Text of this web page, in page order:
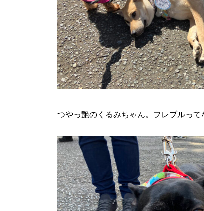
つやっ艶のくるみちゃん。フレブルっ